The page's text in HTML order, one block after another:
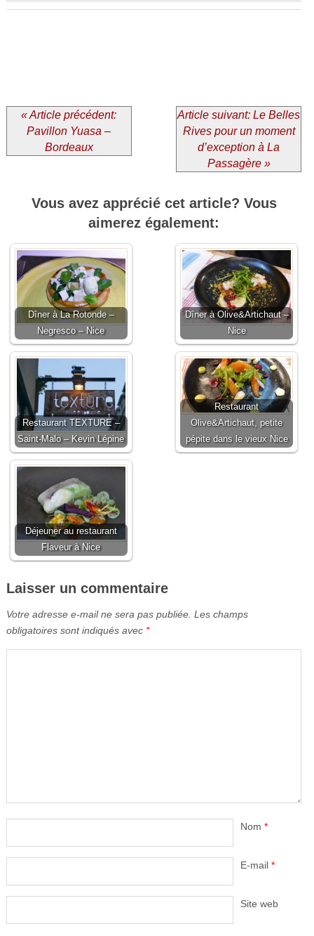
« Article précédent:
Pavillon Yuasa –
Bordeaux
Article suivant: Le Belles
Rives pour un moment
d’exception à La
Passagère »
Vous avez apprécié cet article? Vous
aimerez également:
Dîner à La Rotonde –
Negresco – Nice
Dîner à Olive&Artichaut –
Nice
Restaurant TEXTURE –
Saint-Malo – Kevin Lépine
Restaurant
Olive&Artichaut, petite
pépite dans le vieux Nice
Déjeuner au restaurant
Flaveur à Nice
Laisser un commentaire
Votre adresse e-mail ne sera pas publiée. Les champs
obligatoires sont indiqués avec *
Nom *
E-mail *
Site web